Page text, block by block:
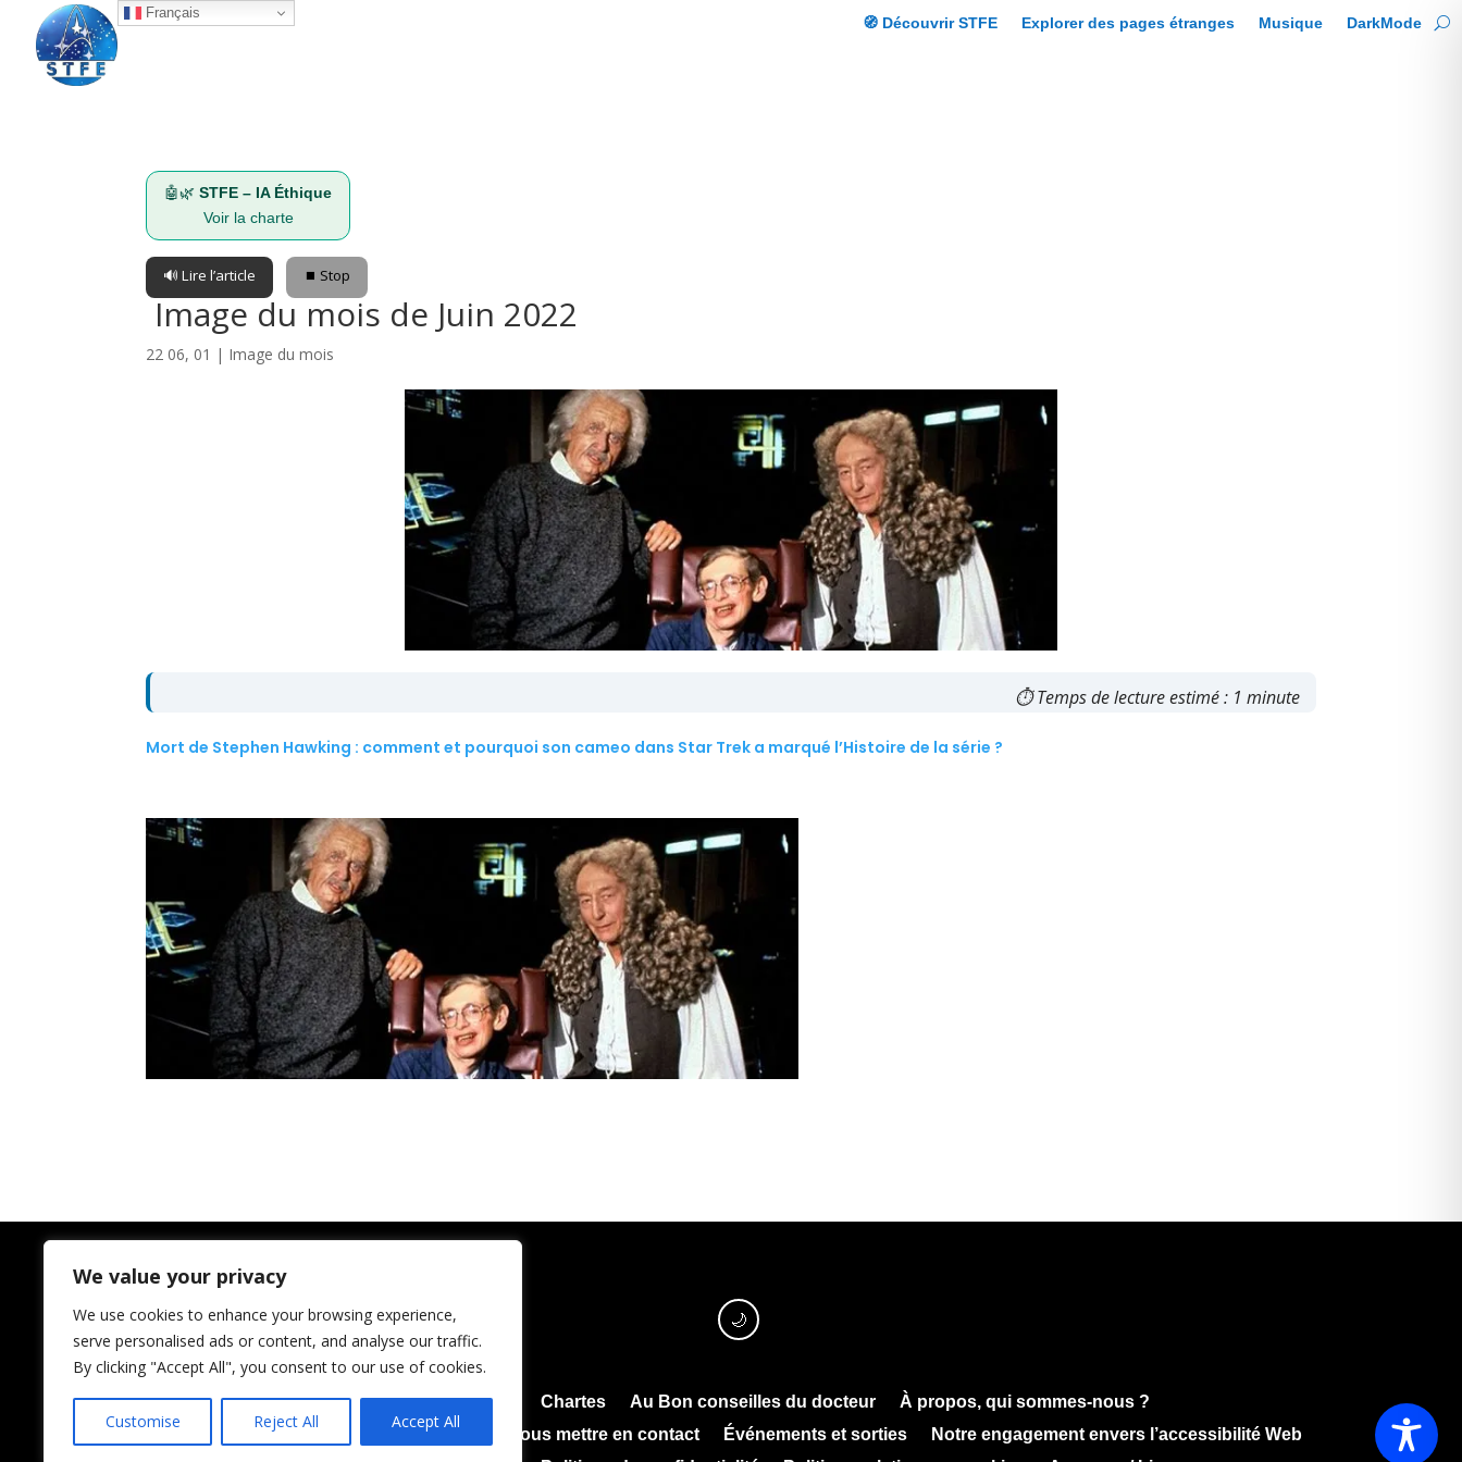
We value your privacy
We use cookies to enhance your browsing experience,
serve personalised ads or content, and analyse our traffic.
By clicking "Accept All", you consent to our use of cookies.
Customise Reject All Accept All
🧭 Découvrir STFE Explorer des pages étranges Musique DarkMode
🤖🌿STFE – IA Éthique
Voir la charte
🔊 Lire l’article ⏹️ Stop
Image du mois de Juin 2022
22 06, 01 | Image du mois
⏱ Temps de lecture estimé : 1 minute
Mort de Stephen Hawking : comment et pourquoi son cameo dans Star Trek a marqué l’Histoire de la série ?
🌙
Aides et conseils sur l’IA Chartes Au Bon conseilles du docteur
À propos, qui sommes-nous ?
STFE – Évolution / Impact / Statistiques
Nous mettre en contact Événements et sorties
Notre engagement envers l’accessibilité Web
Français